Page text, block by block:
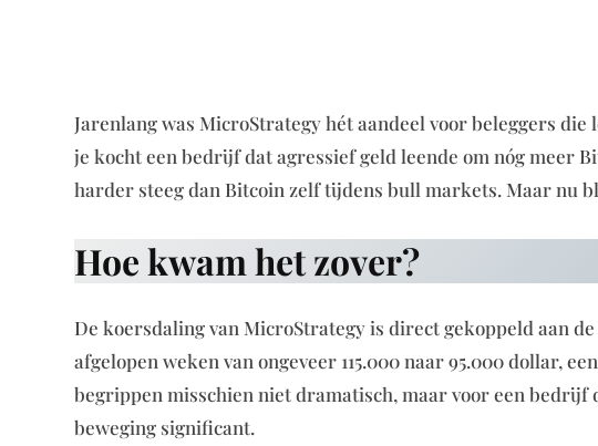
Jarenlang was MicroStrategy hét aandeel voor beleggers die
je kocht een bedrijf dat agressief geld leende om nóg meer
harder steeg dan Bitcoin zelf tijdens bull markets. Maar nu
Hoe kwam het zover?
De koersdaling van MicroStrategy is direct gekoppeld aan
afgelopen weken van ongeveer 115.000 naar 95.000 dollar,
begrippen misschien niet dramatisch, maar voor een
beweging significant.